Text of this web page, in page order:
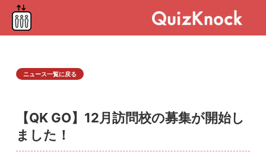
ニュース一覧に戻る
【QK GO】12月訪問校の募集が開始し
ました！